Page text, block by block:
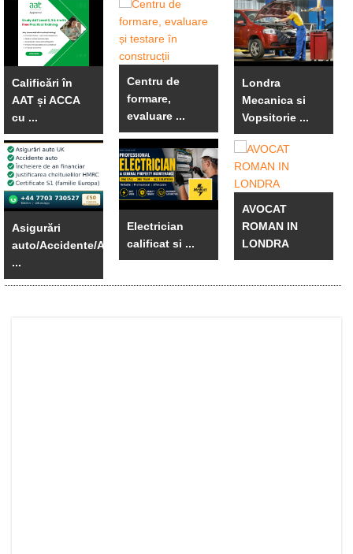
Calificări în
AAT și ACCA
cu ...
Asigurări
auto/Accidente/An
...
Centru de
formare,
evaluare ...
Electrician
calificat si ...
Londra
Mecanica si
Vopsitorie ...
AVOCAT
ROMAN IN
LONDRA